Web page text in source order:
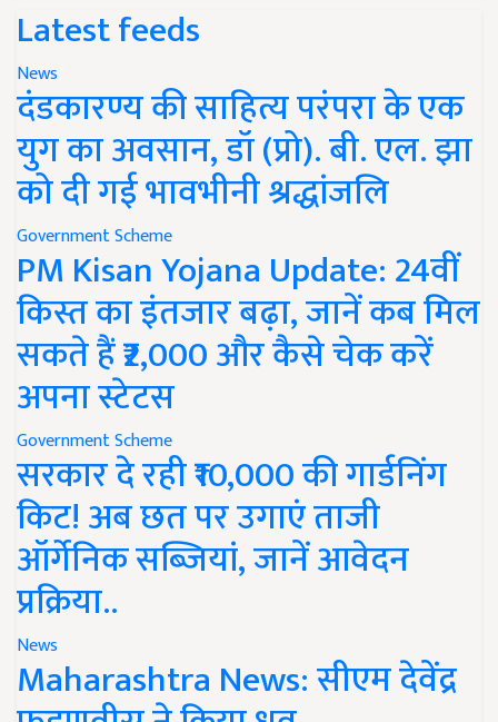
Latest feeds
News
दंडकारण्य की साहित्य परंपरा के एक
युग का अवसान, डॉ (प्रो). बी. एल. झा
को दी गई भावभीनी श्रद्धांजलि
Government Scheme
PM Kisan Yojana Update: 24वीं
किस्त का इंतजार बढ़ा, जानें कब मिल
सकते हैं ₹2,000 और कैसे चेक करें
अपना स्टेटस
Government Scheme
सरकार दे रही ₹10,000 की गार्डनिंग
किट! अब छत पर उगाएं ताजी
ऑर्गेनिक सब्जियां, जानें आवेदन
प्रक्रिया..
News
Maharashtra News: सीएम देवेंद्र